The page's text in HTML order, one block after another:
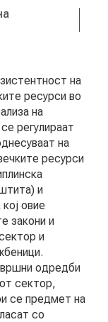
на
ресурси во
на
регулираат
на
ресурси
и
овие
закони и
и
одредби
сектор,
се предмет на
со